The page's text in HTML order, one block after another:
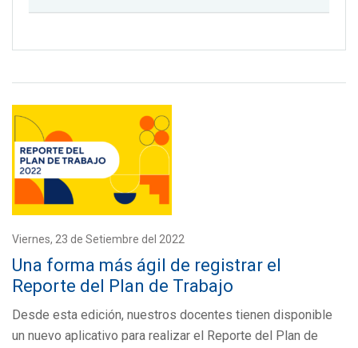
Viernes, 23 de Setiembre del 2022
Una forma más ágil de registrar el
Reporte del Plan de Trabajo
Desde esta edición, nuestros docentes tienen disponible
un nuevo aplicativo para realizar el Reporte del Plan de